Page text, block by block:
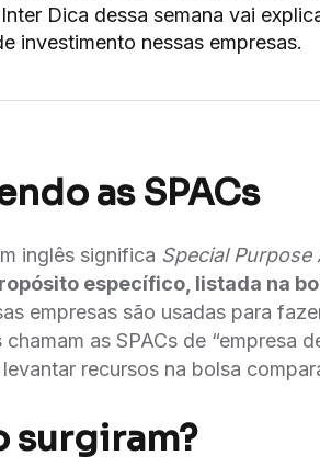
Dica dessa semana vai
investimento nessas empresas.
as SPACs
inglês significa Special
específico, listada na
empresas são usadas para
as SPACs de “empresa
recursos na bolsa
surgiram?